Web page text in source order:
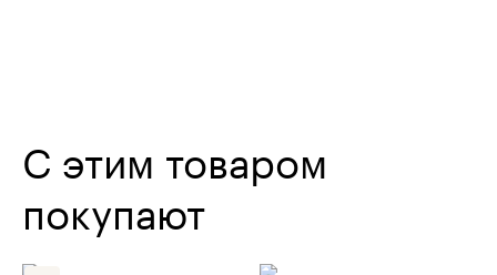
С этим товаром
покупают